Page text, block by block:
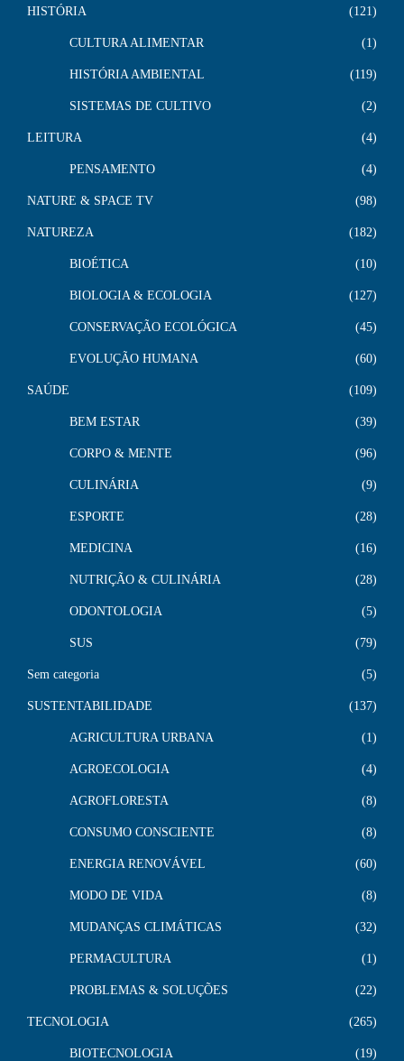
HISTÓRIA 121
CULTURA ALIMENTAR 1
HISTÓRIA AMBIENTAL 119
SISTEMAS DE CULTIVO 2
LEITURA 4
PENSAMENTO 4
NATURE & SPACE TV 98
NATUREZA 182
BIOÉTICA 10
BIOLOGIA & ECOLOGIA 127
CONSERVAÇÃO ECOLÓGICA 45
EVOLUÇÃO HUMANA 60
SAÚDE 109
BEM ESTAR 39
CORPO & MENTE 96
CULINÁRIA 9
ESPORTE 28
MEDICINA 16
NUTRIÇÃO & CULINÁRIA 28
ODONTOLOGIA 5
SUS 79
Sem categoria 5
SUSTENTABILIDADE 137
AGRICULTURA URBANA 1
AGROECOLOGIA 4
AGROFLORESTA 8
CONSUMO CONSCIENTE 8
ENERGIA RENOVÁVEL 60
MODO DE VIDA 8
MUDANÇAS CLIMÁTICAS 32
PERMACULTURA 1
PROBLEMAS & SOLUÇÕES 22
TECNOLOGIA 265
BIOTECNOLOGIA 19